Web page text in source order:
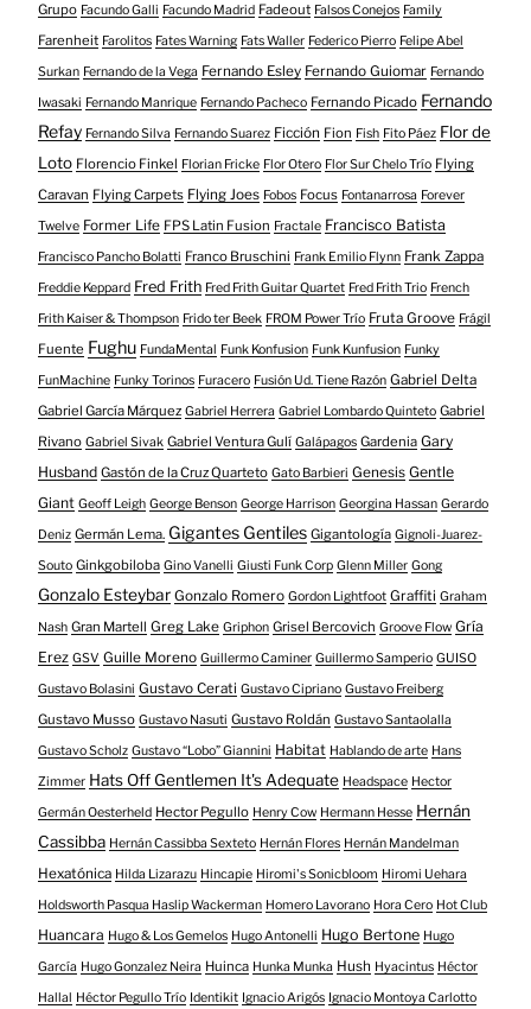
Grupo Facundo Galli Facundo Madrid Fadeout Falsos Conejos Family
Farenheit Farolitos Fates Warning Fats Waller Federico Pierro Felipe Abel
Surkan Fernando de la Vega Fernando Esley Fernando Guiomar Fernando
Iwasaki Fernando Manrique Fernando Pacheco Fernando Picado Fernando
Refay Fernando Silva Fernando Suarez Ficción Fion Fish Fito Páez Flor de
Loto Florencio Finkel Florian Fricke Flor Otero Flor Sur Chelo Trío Flying
Caravan Flying Carpets Flying Joes Fobos Focus Fontanarrosa Forever
Twelve Former Life FPS Latin Fusion Fractale Francisco Batista
Francisco Pancho Bolatti Franco Bruschini Frank Emilio Flynn Frank Zappa
Freddie Keppard Fred Frith Fred Frith Guitar Quartet Fred Frith Trio French
Frith Kaiser & Thompson Frido ter Beek FROM Power Trío Fruta Groove Frágil
Fuente Fughu FundaMental Funk Konfusion Funk Kunfusion Funky
FunMachine Funky Torinos Furacero Fusión Ud. Tiene Razón Gabriel Delta
Gabriel García Márquez Gabriel Herrera Gabriel Lombardo Quinteto Gabriel
Rivano Gabriel Sivak Gabriel Ventura Gulí Galápagos Gardenia Gary
Husband Gastón de la Cruz Quarteto Gato Barbieri Genesis Gentle
Giant Geoff Leigh George Benson George Harrison Georgina Hassan Gerardo
Deniz Germán Lema. Gigantes Gentiles Gigantología Gignoli-Juarez-
Souto Ginkgobiloba Gino Vanelli Giusti Funk Corp Glenn Miller Gong
Gonzalo Esteybar Gonzalo Romero Gordon Lightfoot Graffiti Graham
Nash Gran Martell Greg Lake Griphon Grisel Bercovich Groove Flow Gría
Erez GSV Guille Moreno Guillermo Caminer Guillermo Samperio GUISO
Gustavo Bolasini Gustavo Cerati Gustavo Cipriano Gustavo Freiberg
Gustavo Musso Gustavo Nasuti Gustavo Roldán Gustavo Santaolalla
Gustavo Scholz Gustavo “Lobo” Giannini Habitat Hablando de arte Hans
Zimmer Hats Off Gentlemen It's Adequate Headspace Hector
Germán Oesterheld Hector Pegullo Henry Cow Hermann Hesse Hernán
Cassibba Hernán Cassibba Sexteto Hernán Flores Hernán Mandelman
Hexatónica Hilda Lizarazu Hincapie Hiromi's Sonicbloom Hiromi Uehara
Holdsworth Pasqua Haslip Wackerman Homero Lavorano Hora Cero Hot Club
Huancara Hugo & Los Gemelos Hugo Antonelli Hugo Bertone Hugo
García Hugo Gonzalez Neira Huinca Hunka Munka Hush Hyacintus Héctor
Hallal Héctor Pegullo Trío Identikit Ignacio Arigós Ignacio Montoya Carlotto